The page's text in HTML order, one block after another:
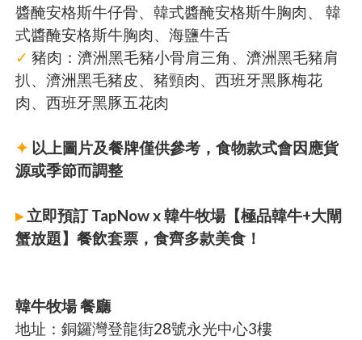
醬醃安格斯牛仔骨、韓式醬醃安格斯牛胸肉、 韓
式醬醃安格斯牛胸肉、海鹽牛舌
✓ 豬肉：濟洲黑毛豬小骨肩三角、濟洲黑毛豬肩
扒、濟洲黑毛豬皮、豬頸肉、西班牙黑豚梅花
肉、西班牙黑豚五花肉
✦ 以上圖片及餐牌僅供參考，食物款式會因應貨
源或季節而調整
▸立即預訂 TapNow x 韓牛牧場【極品韓牛+大閘
蟹放題】餐飲套票，食齊多款美食！
韓牛牧場 餐廳
地址：銅鑼灣登龍街28號永光中心3樓